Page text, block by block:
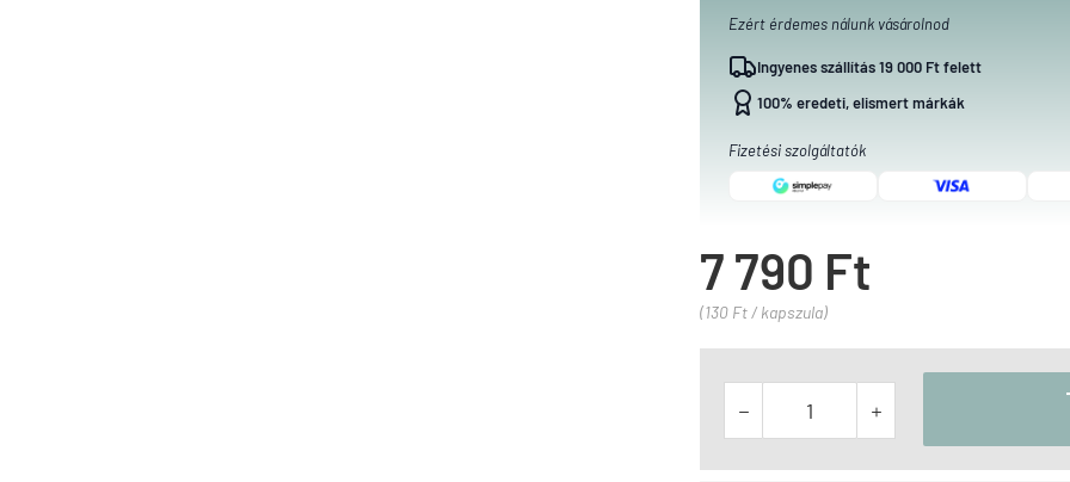
Ezért érdemes nálunk vásárolnod
Ingyenes szállítás 19 000 Ft felett
100% eredeti, elismert márkák
Fizetési szolgáltatók
7 790 Ft
(130 Ft / kapszula)
 